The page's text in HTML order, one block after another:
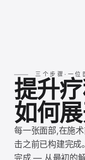
三个步骤·一位
提升
如何展
每一张面部,在施
击之前已构建完
完成 — 从最初的